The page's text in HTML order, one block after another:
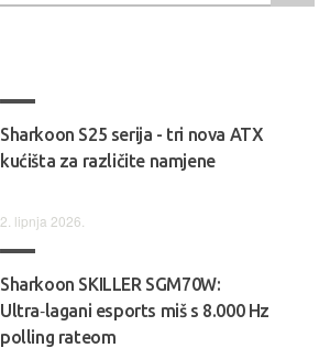
Sharkoon S25 serija - tri nova ATX
kućišta za različite namjene
2. lipnja 2026.
Sharkoon SKILLER SGM70W:
Ultra‑lagani esports miš s 8.000 Hz
polling rateom